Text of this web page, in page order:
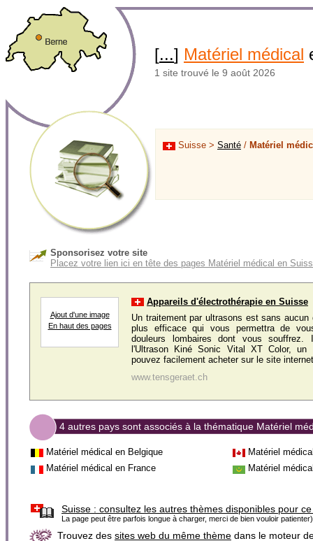
[...] Matériel médical
1 site trouvé le 9 août 2026
Suisse > Santé / Matériel
Sponsorisez votre site
Placez votre lien ici en tête des pages Matériel médical en
Ajout d'une image
En haut des pages
Appareils d'électrothérapie en Suisse
Un traitement par ultrasons est sans
plus efficace qui vous permettra de
douleurs lombaires dont vous
l'Ultrason Kiné Sonic Vital XT Color, un
pouvez facilement acheter sur le site
www.tensgeraet.ch
4 autres pays sont associés à la thématique Matériel
Matériel médical en Belgique
Matériel
Matériel médical en France
Matériel
Suisse : consultez les autres thèmes disponibles pour
La page peut être parfois longue à charger, merci de bien vouloir patienter)
Trouvez des sites web du même thème dans le moteur